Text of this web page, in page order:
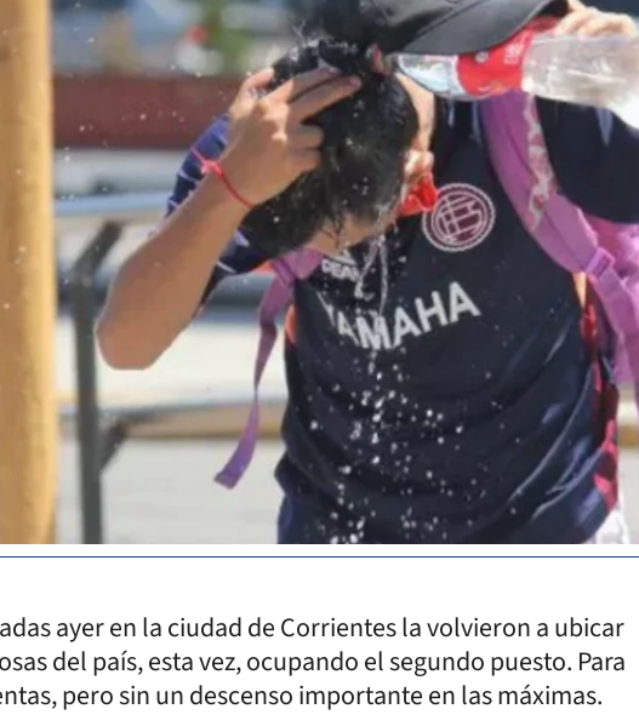
ayer en la ciudad de Corrientes la volvieron a ubicar
del país, esta vez, ocupando el segundo puesto. Para
pero sin un descenso importante en las máximas.